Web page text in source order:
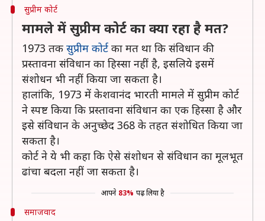
सुप्रीम कोर्ट
मामले में सुप्रीम कोर्ट का क्या रहा है मत?
1973 तक सुप्रीम कोर्ट का मत था कि संविधान की
प्रस्तावना संविधान का हिस्सा नहीं है, इसलिये इसमें
संशोधन भी नहीं किया जा सकता है।
हालांकि, 1973 में केशवानंद भारती मामले में सुप्रीम कोर्ट
ने स्पष्ट किया कि प्रस्तावना संविधान का एक हिस्सा है और
इसे संविधान के अनुच्छेद 368 के तहत संशोधित किया जा
सकता है।
कोर्ट ने ये भी कहा कि ऐसे संशोधन से संविधान का मूलभूत
ढांचा बदला नहीं जा सकता है।
आपने 83% पढ़ लिया है
समाजवाद